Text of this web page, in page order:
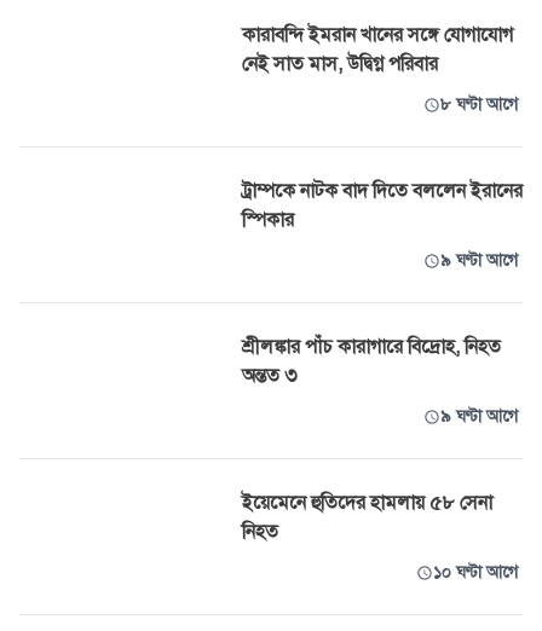
কারাবন্দি ইমরান খানের সঙ্গে যোগাযোগ
নেই সাত মাস, উদ্বিগ্ন পরিবার
৮ ঘণ্টা আগে
ট্রাম্পকে নাটক বাদ দিতে বললেন ইরানের
স্পিকার
৯ ঘণ্টা আগে
শ্রীলঙ্কার পাঁচ কারাগারে বিদ্রোহ, নিহত
অন্তত ৩
৯ ঘণ্টা আগে
ইয়েমেনে হুতিদের হামলায় ৫৮ সেনা
নিহত
১০ ঘণ্টা আগে